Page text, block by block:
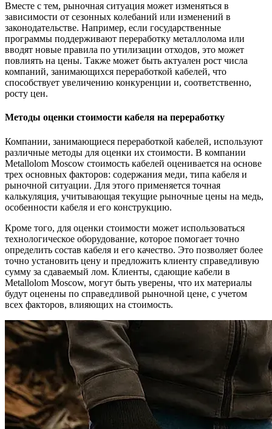
Вместе с тем, рыночная ситуация может изменяться в
зависимости от сезонных колебаний или изменений в
законодательстве. Например, если государственные
программы поддерживают переработку металлолома или
вводят новые правила по утилизации отходов, это может
повлиять на цены. Также может быть актуален рост числа
компаний, занимающихся переработкой кабелей, что
способствует увеличению конкуренции и, соответственно,
росту цен.
Методы оценки стоимости кабеля на переработку
Компании, занимающиеся переработкой кабелей, используют
различные методы для оценки их стоимости. В компании
Metallolom Moscow стоимость кабелей оценивается на основе
трех основных факторов: содержания меди, типа кабеля и
рыночной ситуации. Для этого применяется точная
калькуляция, учитывающая текущие рыночные цены на медь,
особенности кабеля и его конструкцию.
Кроме того, для оценки стоимости может использоваться
технологическое оборудование, которое помогает точно
определить состав кабеля и его качество. Это позволяет более
точно установить цену и предложить клиенту справедливую
сумму за сдаваемый лом. Клиенты, сдающие кабели в
Metallolom Moscow, могут быть уверены, что их материалы
будут оценены по справедливой рыночной цене, с учетом
всех факторов, влияющих на стоимость.